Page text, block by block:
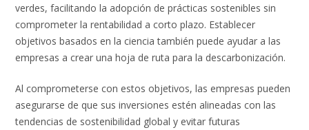
verdes, facilitando la adopción de prácticas sostenibles sin
comprometer la rentabilidad a corto plazo. Establecer
objetivos basados en la ciencia también puede ayudar a las
empresas a crear una hoja de ruta para la descarbonización.
Al comprometerse con estos objetivos, las empresas pueden
asegurarse de que sus inversiones estén alineadas con las
tendencias de sostenibilidad global y evitar futuras